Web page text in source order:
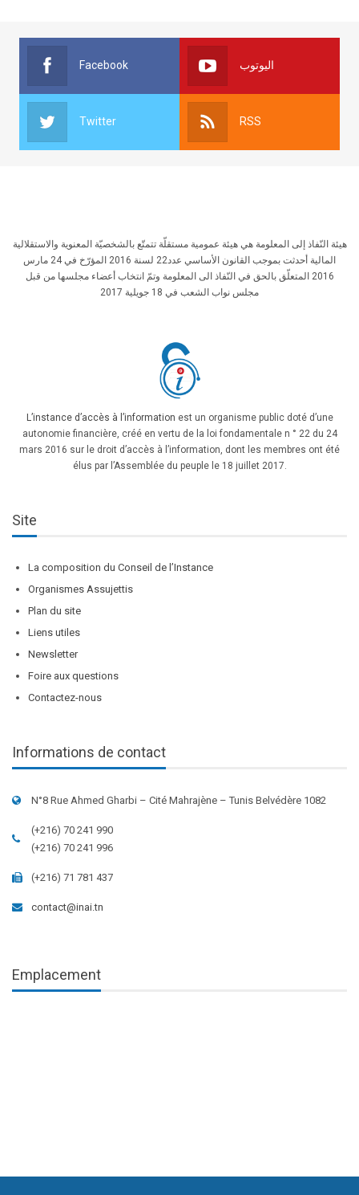
Facebook اليوتوب
Twitter RSS
هيئة النّفاذ إلى المعلومة هي هيئة عمومية مستقلّة تتمتّع بالشخصيّة المعنوية والاستقلالية
المالية أحدثت بموجب القانون الأساسي عدد22 لسنة 2016 المؤرّخ في 24 مارس
2016 المتعلّق بالحق في النّفاذ الى المعلومة وتمّ انتخاب أعضاء مجلسها من قبل
مجلس نواب الشعب في 18 جويلية 2017
L’instance d’accès à l’information est un organisme public doté d’une
autonomie financière, créé en vertu de la loi fondamentale n ° 22 du 24
mars 2016 sur le droit d’accès à l’information, dont les membres ont été
élus par l’Assemblée du peuple le 18 juillet 2017.
Site
La composition du Conseil de l’Instance
Organismes Assujettis
Plan du site
Liens utiles
Newsletter
Foire aux questions
Contactez-nous
Informations de contact
N°8 Rue Ahmed Gharbi – Cité Mahrajène – Tunis Belvédère 1082
(+216) 70 241 990
(+216) 70 241 996
(+216) 71 781 437
contact@inai.tn
Emplacement